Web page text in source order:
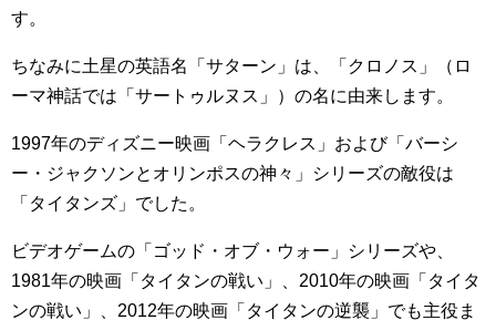
す。
ちなみに土星の英語名「サターン」は、「クロノス」（ロ
ーマ神話では「サートゥルヌス」）の名に由来します。
1997年のディズニー映画「ヘラクレス」および「バーシ
ー・ジャクソンとオリンポスの神々」シリーズの敵役は
「タイタンズ」でした。
ビデオゲームの「ゴッド・オブ・ウォー」シリーズや、
1981年の映画「タイタンの戦い」、2010年の映画「タイタ
ンの戦い」、2012年の映画「タイタンの逆襲」でも主役ま